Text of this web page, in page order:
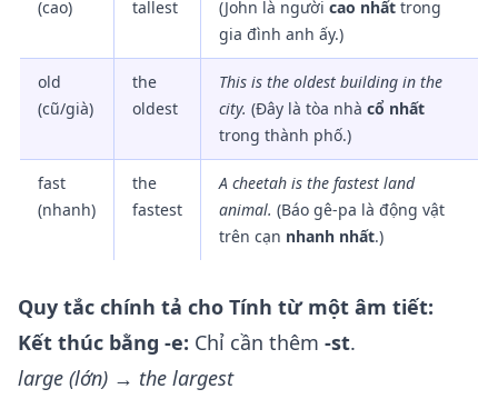
(cao)
tallest
(John là người cao nhất trong
gia đình anh ấy.)
old
(cũ/già)
the
oldest
This is the oldest building in the
city. (Đây là tòa nhà cổ nhất
trong thành phố.)
fast
(nhanh)
the
fastest
A cheetah is the fastest land
animal. (Báo gê-pa là động vật
trên cạn nhanh nhất.)
Quy tắc chính tả cho Tính từ một âm tiết:
Kết thúc bằng -e: Chỉ cần thêm -st.
large (lớn) → the largest